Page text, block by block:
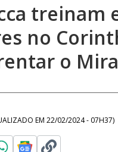
treinam
no
o
EM 22/02/2024 - 07H37)